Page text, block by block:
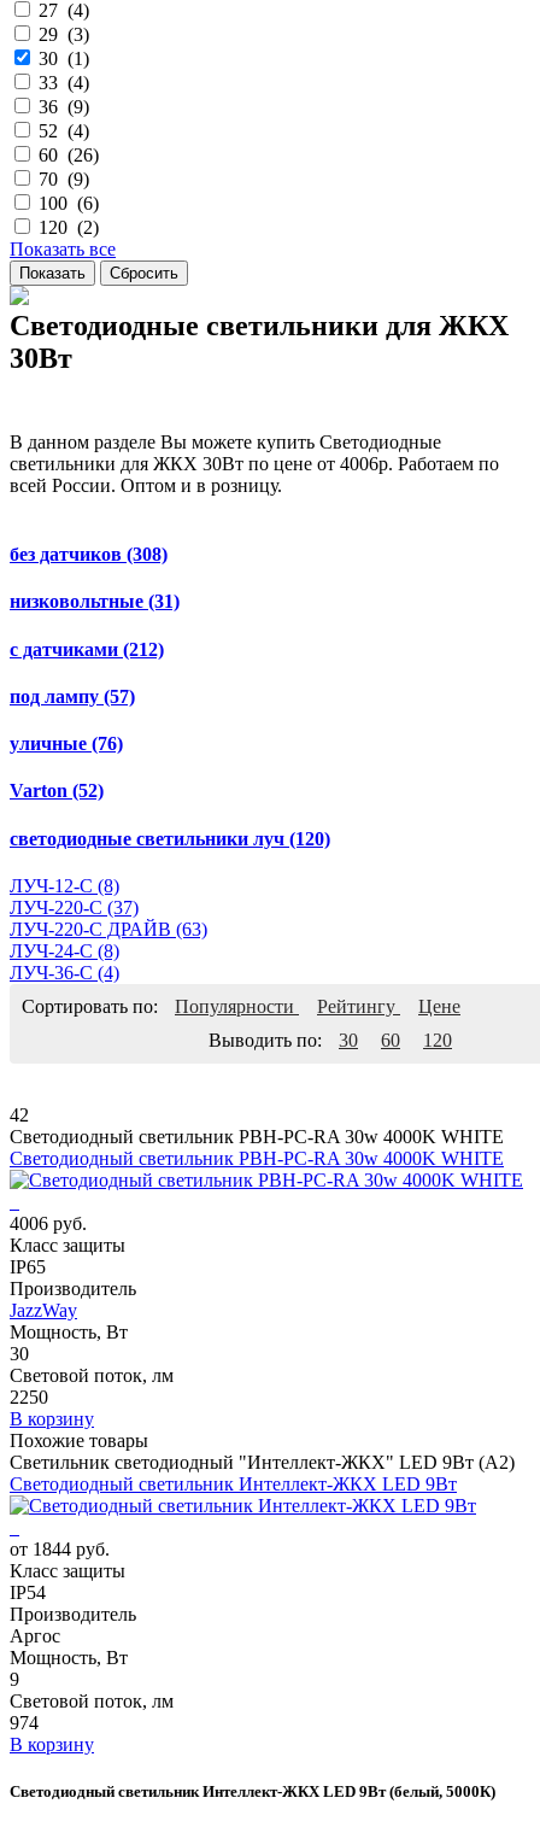
27 (4)
29 (3)
30 (1)
33 (4)
36 (9)
52 (4)
60 (26)
70 (9)
100 (6)
120 (2)
Показать все
Светодиодные светильники для ЖКХ
30Вт
В данном разделе Вы можете купить Светодиодные
светильники для ЖКХ 30Вт по цене от 4006р. Работаем по
всей России. Оптом и в розницу.
без датчиков (308)
низковольтные (31)
с датчиками (212)
под лампу (57)
уличные (76)
Varton (52)
светодиодные светильники луч (120)
ЛУЧ-12-С (8)
ЛУЧ-220-С (37)
ЛУЧ-220-С ДРАЙВ (63)
ЛУЧ-24-С (8)
ЛУЧ-36-С (4)
Сортировать по:
Популярности Рейтингу
Цене
Выводить по:
30 60 120
42
Светодиодный светильник PBH-PC-RA 30w 4000K WHITE
Светодиодный светильник PBH-PC-RA 30w 4000K WHITE
4006 руб.
Класс защиты
IP65
Производитель
JazzWay
Мощность, Вт
30
Световой поток, лм
2250
В корзину
Похожие товары
Светильник светодиодный "Интеллект-ЖКХ" LED 9Вт (А2)
Светодиодный светильник Интеллект-ЖКХ LED 9Вт
от 1844 руб.
Класс защиты
IP54
Производитель
Аргос
Мощность, Вт
9
Световой поток, лм
974
В корзину
Светодиодный светильник Интеллект-ЖКХ LED 9Вт (белый, 5000К)